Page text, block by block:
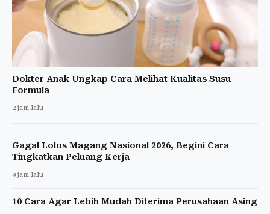
Dokter Anak Ungkap Cara Melihat Kualitas Susu
Formula
2 jam lalu
Gagal Lolos Magang Nasional 2026, Begini Cara
Tingkatkan Peluang Kerja
9 jam lalu
10 Cara Agar Lebih Mudah Diterima Perusahaan Asing